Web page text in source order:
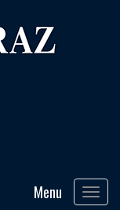
Toggle
Menu